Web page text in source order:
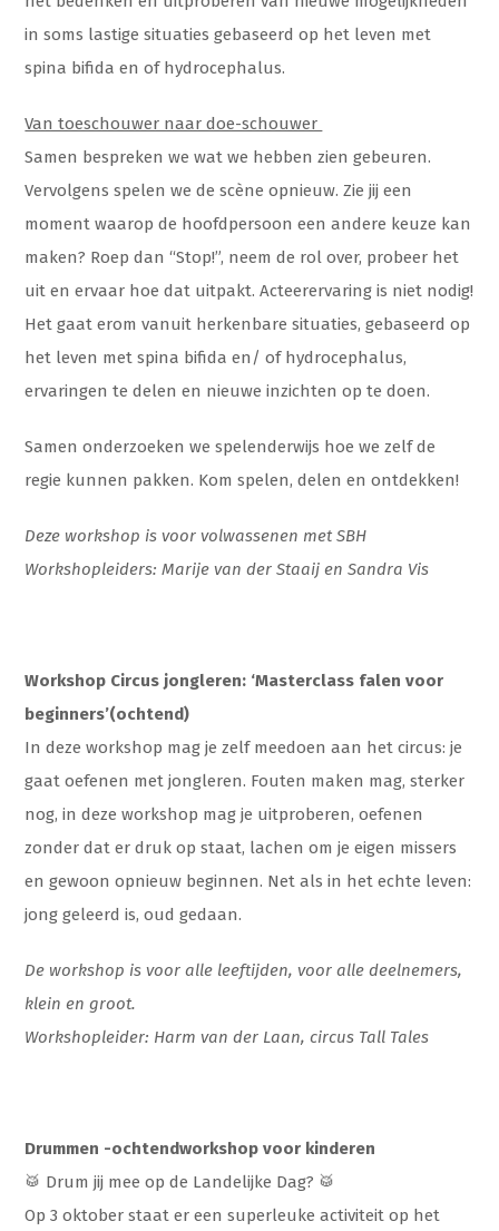
in soms lastige situaties gebaseerd op het leven met
spina bifida en of hydrocephalus.
Van toeschouwer naar doe-schouwer
Samen bespreken we wat we hebben zien gebeuren.
Vervolgens spelen we de scène opnieuw. Zie jij een
moment waarop de hoofdpersoon een andere keuze kan
maken? Roep dan “Stop!”, neem de rol over, probeer het
uit en ervaar hoe dat uitpakt. Acteerervaring is niet nodig!
Het gaat erom vanuit herkenbare situaties, gebaseerd op
het leven met spina bifida en/ of hydrocephalus,
ervaringen te delen en nieuwe inzichten op te doen.
Samen onderzoeken we spelenderwijs hoe we zelf de
regie kunnen pakken. Kom spelen, delen en ontdekken!
Deze workshop is voor volwassenen met SBH
Workshopleiders: Marije van der Staaij en Sandra Vis
Workshop Circus jongleren: ‘Masterclass falen voor
beginners’(ochtend)
In deze workshop mag je zelf meedoen aan het circus: je
gaat oefenen met jongleren. Fouten maken mag, sterker
nog, in deze workshop mag je uitproberen, oefenen
zonder dat er druk op staat, lachen om je eigen missers
en gewoon opnieuw beginnen. Net als in het echte leven:
jong geleerd is, oud gedaan.
De workshop is voor alle leeftijden, voor alle deelnemers,
klein en groot.
Workshopleider: Harm van der Laan, circus Tall Tales
Drummen -ochtendworkshop voor kinderen
🥁 Drum jij mee op de Landelijke Dag? 🥁
Op 3 oktober staat er een superleuke activiteit op het